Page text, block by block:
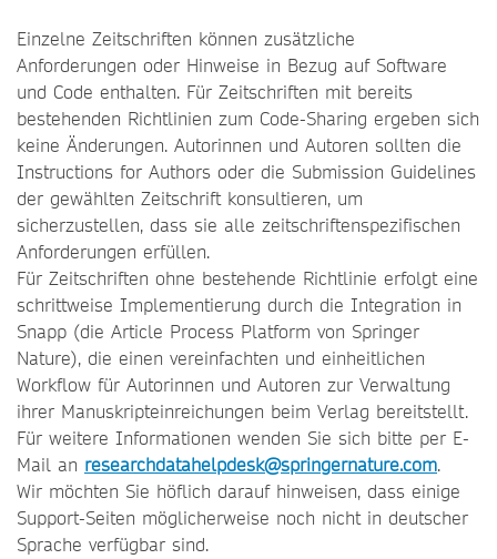
Einzelne Zeitschriften können zusätzliche
Anforderungen oder Hinweise in Bezug auf Software
und Code enthalten. Für Zeitschriften mit bereits
bestehenden Richtlinien zum Code-Sharing ergeben sich
keine Änderungen. Autorinnen und Autoren sollten die
Instructions for Authors oder die Submission Guidelines
der gewählten Zeitschrift konsultieren, um
sicherzustellen, dass sie alle zeitschriftenspezifischen
Anforderungen erfüllen.
Für Zeitschriften ohne bestehende Richtlinie erfolgt eine
schrittweise Implementierung durch die Integration in
Snapp (die Article Process Platform von Springer
Nature), die einen vereinfachten und einheitlichen
Workflow für Autorinnen und Autoren zur Verwaltung
ihrer Manuskripteinreichungen beim Verlag bereitstellt.
Für weitere Informationen wenden Sie sich bitte per E-
Mail an researchdatahelpdesk@springernature.com.
Wir möchten Sie höflich darauf hinweisen, dass einige
Support-Seiten möglicherweise noch nicht in deutscher
Sprache verfügbar sind.